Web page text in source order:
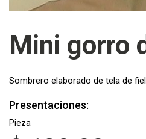
Mini gorro
Sombrero elaborado de tela de
Presentaciones:
Pieza